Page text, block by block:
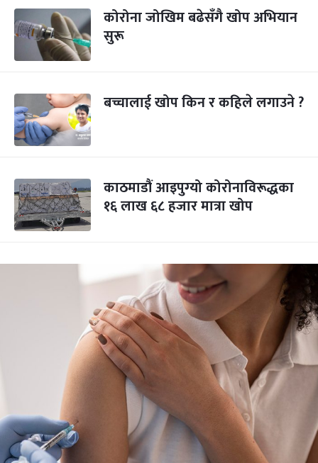
कोरोना जोखिम बढेसँगै खोप अभियान
सुरू
बच्चालाई खोप किन र कहिले लगाउने ?
काठमाडौं आइपुग्‍यो कोरोनाविरूद्धका
१६ लाख ६८ हजार मात्रा खोप